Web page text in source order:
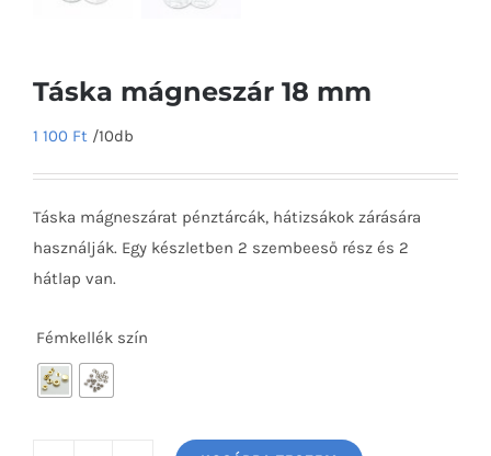
Táska mágneszár 18 mm
1 100 Ft /10db
Táska mágneszárat pénztárcák, hátizsákok zárására
használják. Egy készletben 2 szembeeső rész és 2
hátlap van.
Fémkellék szín